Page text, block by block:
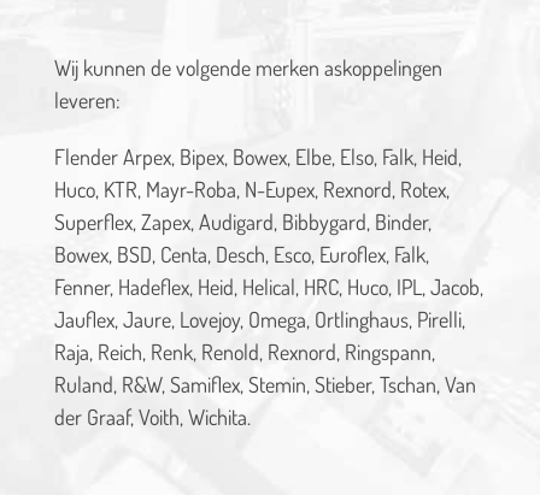
Wij kunnen de volgende merken askoppelingen
leveren:
Flender Arpex, Bipex, Bowex, Elbe, Elso, Falk, Heid,
Huco, KTR, Mayr-Roba, N-Eupex, Rexnord, Rotex,
Superflex, Zapex, Audigard, Bibbygard, Binder,
Bowex, BSD, Centa, Desch, Esco, Euroflex, Falk,
Fenner, Hadeflex, Heid, Helical, HRC, Huco, IPL, Jacob,
Jauflex, Jaure, Lovejoy, Omega, Ortlinghaus, Pirelli,
Raja, Reich, Renk, Renold, Rexnord, Ringspann,
Ruland, R&W, Samiflex, Stemin, Stieber, Tschan, Van
der Graaf, Voith, Wichita.